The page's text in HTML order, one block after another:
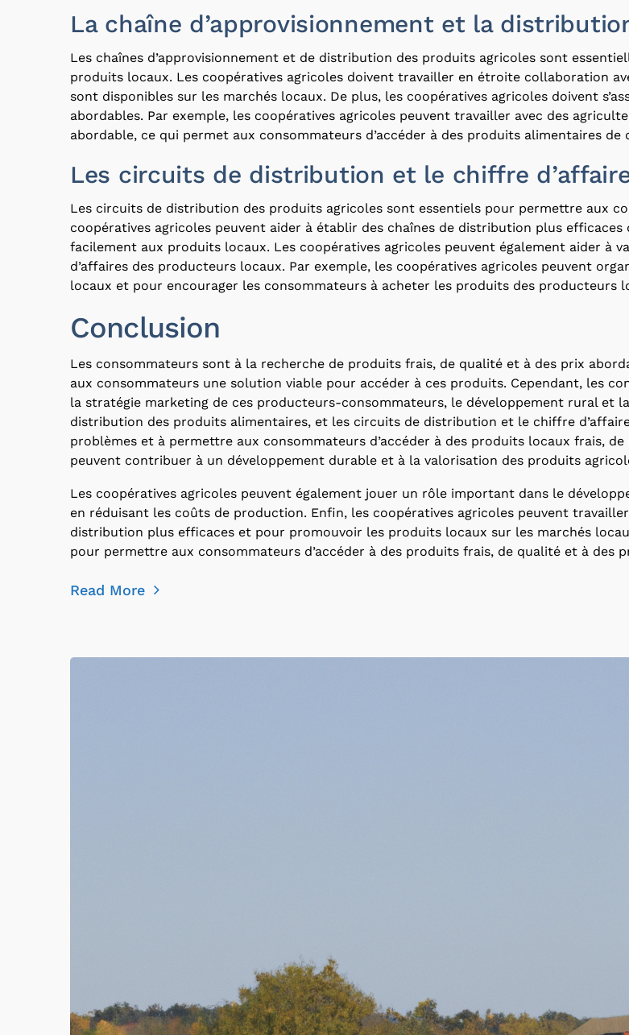
La chaîne d’approvisionnement et la
Les chaînes d’approvisionnement et de distribution des produits agricoles sont
produits locaux. Les coopératives agricoles doivent travailler en étroite collaboration
sont disponibles sur les marchés locaux. De plus, les coopératives agricoles doivent
abordables. Par exemple, les coopératives agricoles peuvent travailler avec des
abordable, ce qui permet aux consommateurs d’accéder à des produits alimentaires de
Les circuits de distribution et le chiffre
Les circuits de distribution des produits agricoles sont essentiels pour permettre aux
coopératives agricoles peuvent aider à établir des chaînes de distribution plus
facilement aux produits locaux. Les coopératives agricoles peuvent également aider à
d’affaires des producteurs locaux. Par exemple, les coopératives agricoles peuvent
locaux et pour encourager les consommateurs à acheter les produits des producteurs
Conclusion
Les consommateurs sont à la recherche de produits frais, de qualité et à des prix
aux consommateurs une solution viable pour accéder à ces produits. Cependant, les
la stratégie marketing de ces producteurs-consommateurs, le développement rural et
distribution des produits alimentaires, et les circuits de distribution et le chiffre
problèmes et à permettre aux consommateurs d’accéder à des produits locaux frais,
peuvent contribuer à un développement durable et à la valorisation des produits
Les coopératives agricoles peuvent également jouer un rôle important dans le
en réduisant les coûts de production. Enfin, les coopératives agricoles peuvent
distribution plus efficaces et pour promouvoir les produits locaux sur les marchés
pour permettre aux consommateurs d’accéder à des produits frais, de qualité et à des
Read More